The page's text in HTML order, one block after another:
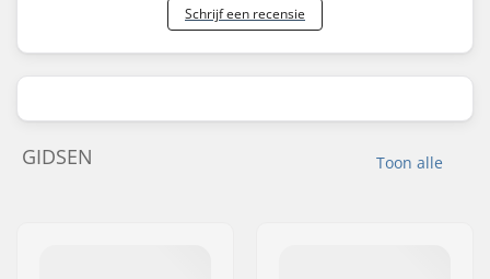
Schrijf een recensie
Toon alle
GIDSEN